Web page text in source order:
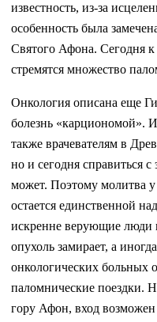
известность, из-за
особенность была
Святого Афона. Сегодня
стремятся множество
Онкология описана еще
болезнь «карциономой».
также врачевателям в
но и сегодня справиться
может. Поэтому молитва
остается единственной
искренне верующие
опухоль замирает, а
онкологических больных
паломнические поездки.
гору Афон, вход